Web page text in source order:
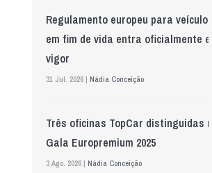
Regulamento europeu para veículos
em fim de vida entra oficialmente em
vigor
31 Jul. 2026 | Nádia Conceição
Três oficinas TopCar distinguidas na
Gala Europremium 2025
3 Ago. 2026 | Nádia Conceição